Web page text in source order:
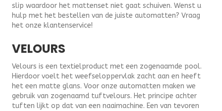
slip waardoor het mattenset niet gaat schuiven. Wenst u
hulp met het bestellen van de juiste automatten? Vraag
het onze klantenservice!
VELOURS
Velours is een textielproduct met een zogenaamde pool.
Hierdoor voelt het weefseloppervlak zacht aan en heeft
het een matte glans. Voor onze automatten maken we
gebruik van zogenaamd tuftvelours. Het principe achter
tuften lijkt op dat van een naaimachine. Een van tevoren